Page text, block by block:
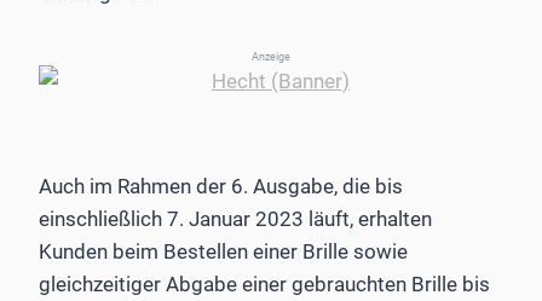
Anzeige
Auch im Rahmen der 6. Ausgabe, die bis
einschließlich 7. Januar 2023 läuft, erhalten
Kunden beim Bestellen einer Brille sowie
gleichzeitiger Abgabe einer gebrauchten Brille bis